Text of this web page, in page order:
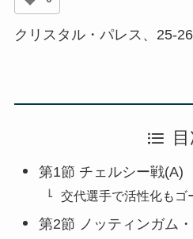
クリスタル・パレス、25-
第1節 チェルシー戦(A)
交代選手で活性化もゴ
第2節 ノッティンガム